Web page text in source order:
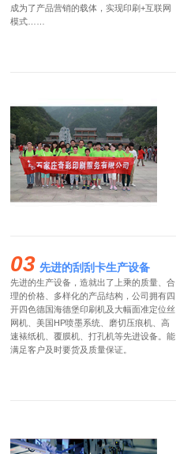
成为了产品营销的载体，实现印刷+互联网
模式……
03 先进的刮刮卡生产设备
先进的生产设备，造就出了上乘的质量、合
理的价格、多样化的产品结构，公司拥有四
开四色德国海德堡印刷机及大幅面准定位丝
网机、美国HP喷墨系统、磨切压痕机、高
速裱纸机、覆膜机、打孔机等先进设备。能
满足客户及时要货及质量保证。